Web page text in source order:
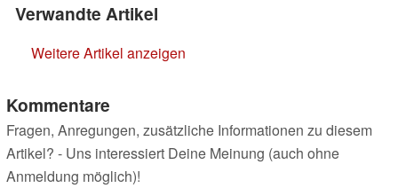
Verwandte Artikel
Weitere Artikel anzeigen
Kommentare
Fragen, Anregungen, zusätzliche Informationen zu diesem
Artikel? - Uns interessiert Deine Meinung (auch ohne
Anmeldung möglich)!